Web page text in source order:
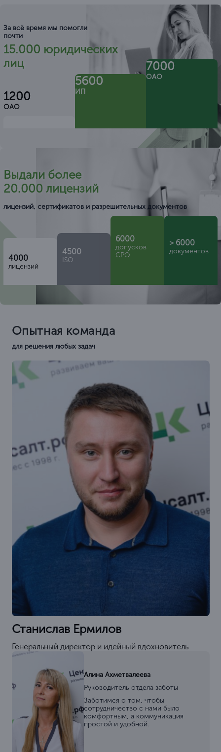
За всё время мы помогли
почти
15.000 юридических
лиц
1200
ОАО
5600
ИП
7000
ОАО
Выдали более
20.000 лицензий
лицензий, сертификатов и разрешительных документов
4000
лицензий
4500
ISO
6000
допусков
СРО
> 6000
документов
Опытная команда
для решения любых задач
Станислав Ермилов
Генеральный директор и идейный вдохновитель
Алина Ахметвалеева
Руководитель отдела заботы
Заботимся о том, чтобы
сотрудничество с нами было
комфортным, а коммуникация
простой и удобной.